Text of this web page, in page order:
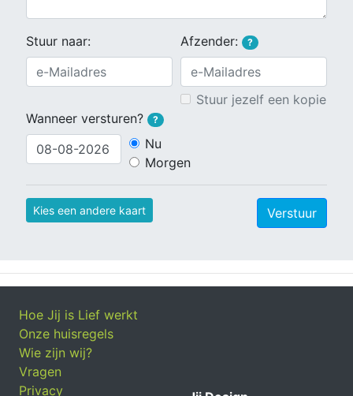
Stuur naar: Afzender: ?
Stuur jezelf een kopie
Wanneer versturen?
?
Nu
Morgen
Kies een andere kaart Verstuur
Hoe Jij is Lief werkt
Onze huisregels
Wie zijn wij?
Vragen
Privacy